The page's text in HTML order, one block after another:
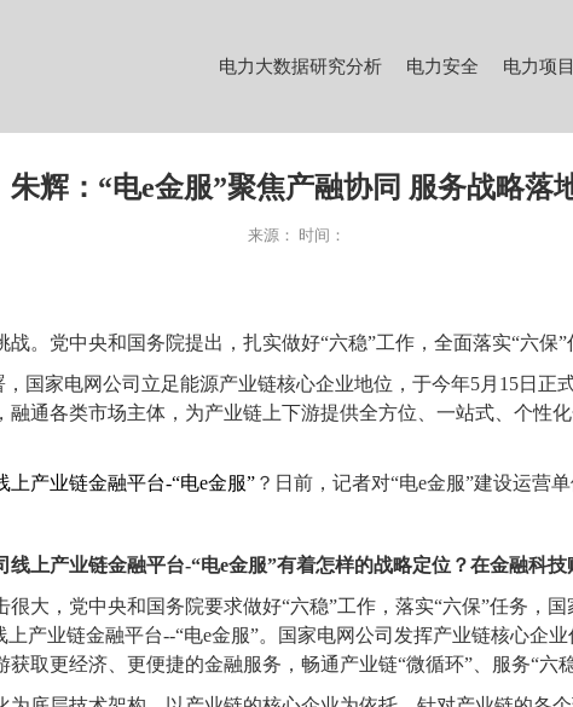
电力大数据研究分析 电力安全 电力项目
朱辉：“电e金服”聚焦产融协同 服务战略落
来源： 时间：
。党中央和国务院提出，扎实做好“六稳”工作，全面落实“六保”
国家电网公司立足能源产业链核心企业地位，于今年5月15日正
通各类市场主体，为产业链上下游提供全方位、一站式、个性
上产业链金融平台-“电e金服” ？日前，记者对“电e金服”建设运营
上产业链金融平台-“电e金服”有着怎样的战略定位？在金融科
大，党中央和国务院要求做好“六稳”工作，落实“六保”任务，
产业链金融平台--“电e金服”。国家电网公司发挥产业链核心企
取更经济、更便捷的金融服务，畅通产业链“微循环”、服务“六稳